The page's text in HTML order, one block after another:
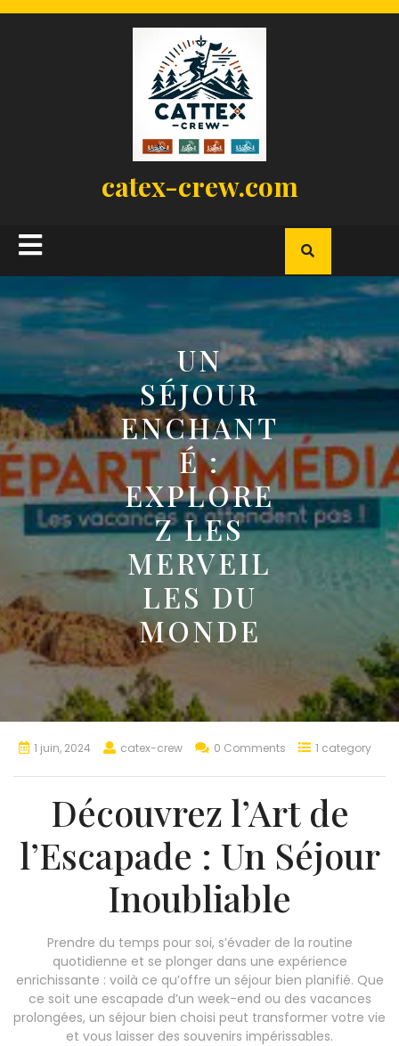
catex-crew.com
Open
Button
UN
SÉJOUR
ENCHANT
É :
EXPLORE
Z LES
MERVEIL
LES DU
MONDE
1 juin, 2024 catex-crew 0 Comments 1 category
Découvrez l’Art de
l’Escapade : Un Séjour
Inoubliable
Prendre du temps pour soi, s’évader de la routine
quotidienne et se plonger dans une expérience
enrichissante : voilà ce qu’offre un séjour bien planifié. Que
ce soit une escapade d’un week-end ou des vacances
prolongées, un séjour bien choisi peut transformer votre vie
et vous laisser des souvenirs impérissables.